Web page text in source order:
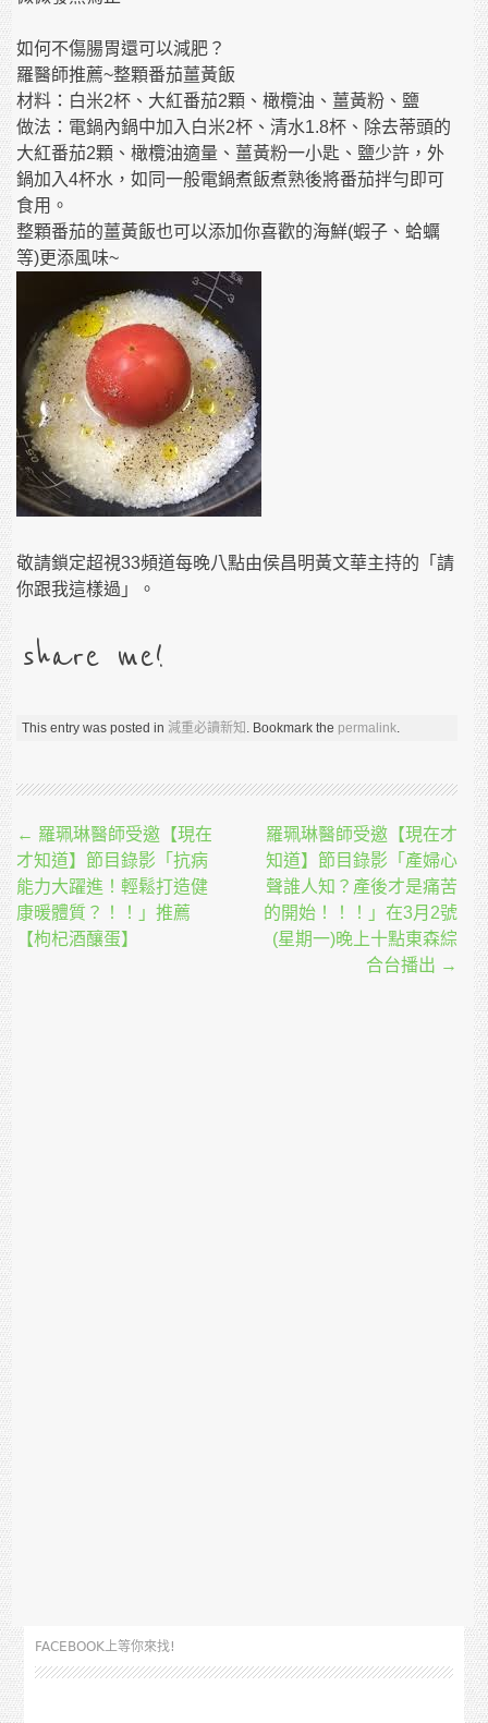
如何不傷腸胃還可以減肥？
羅醫師推薦~整顆番茄薑黃飯
材料：白米2杯、大紅番茄2顆、橄欖油、薑黃粉、鹽
做法：電鍋內鍋中加入白米2杯、清水1.8杯、除去蒂頭的
大紅番茄2顆、橄欖油適量、薑黃粉一小匙、鹽少許，外
鍋加入4杯水，如同一般電鍋煮飯煮熟後將番茄拌勻即可
食用。
整顆番茄的薑黃飯也可以添加你喜歡的海鮮(蝦子、蛤蠣
等)更添風味~
敬請鎖定超視33頻道每晚八點由侯昌明黃文華主持的「請
你跟我這樣過」。
share me!
This entry was posted in 減重必讀新知 . Bookmark the permalink.
Post navigation
← 羅珮琳醫師受邀【現在
才知道】節目錄影「抗病
能力大躍進！輕鬆打造健
康暖體質？！！」推薦
【枸杞酒釀蛋】
羅珮琳醫師受邀【現在才
知道】節目錄影「產婦心
聲誰人知？產後才是痛苦
的開始！！！」在3月2號
(星期一)晚上十點東森綜
合台播出 →
FACEBOOK上等你來找!